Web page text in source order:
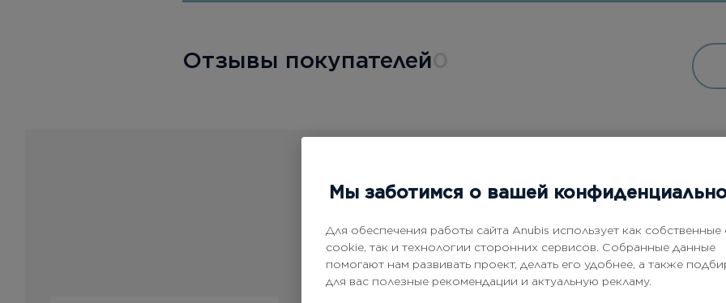
Отзывы покупателей
Товарыиз этой серии
Мы заботимся о вашей
Для обеспечения работы сайта Anubis использует как
cookie, так и технологии сторонних сервисов. Собранные данные
помогают нам развивать проект, делать его удобнее, а также
для вас полезные рекомендации и актуальную рекламу.